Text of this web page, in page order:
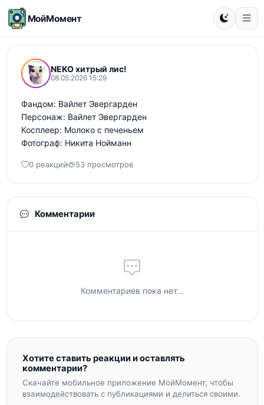
МойМомент
NEKO хитрый лис!
08.05.2026 15:29
Фандом: Вайлет Эвергарден
Персонаж: Вайлет Эвергарден
Косплеер: Молоко с печеньем
Фотограф: Никита Нойманн
0 реакций 53 просмотров
Комментарии
Комментариев пока нет...
Хотите ставить реакции и оставлять
комментарии?
Скачайте мобильное приложение МойМомент, чтобы
взаимодействовать с публикациями и делиться своими.